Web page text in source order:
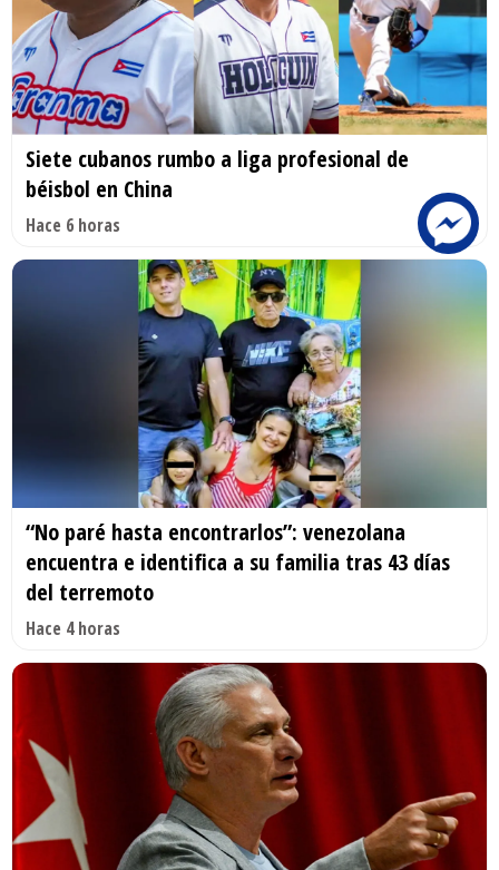
Siete cubanos rumbo a liga profesional de
béisbol en China
Hace 6 horas
“No paré hasta encontrarlos”: venezolana
encuentra e identifica a su familia tras 43 días
del terremoto
Hace 4 horas